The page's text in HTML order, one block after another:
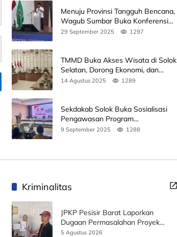
Menuju Provinsi Tangguh Bencana,
Wagub Sumbar Buka Konferensi
3rd ICDMM 2025 di Unand
29 September 2025 1297
TMMD Buka Akses Wisata di Solok
Selatan, Dorong Ekonomi, dan
Perkuat Peran Masyarakat
14 Agustus 2025 1289
Sekdakab Solok Buka Sosialisasi
Pengawasan Program
Pembangunan Revitalisasi Satuan
9 September 2025 1288
Kriminalitas
JPKP Pesisir Barat Laporkan
Dugaan Permasalahan Proyek
SPAM ke Kejati Lampung
5 Agustus 2026